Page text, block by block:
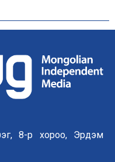
8-р хороо, Эрдэм